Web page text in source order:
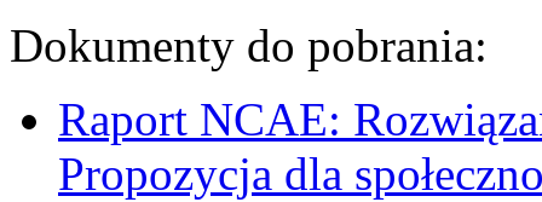
Dokumenty do pobrania:
Raport NCAE:
Propozycja dla